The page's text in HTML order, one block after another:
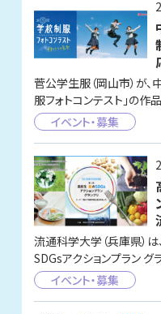
菅公学生服（岡山市）が
服フォトコンテスト」の
イベント・募集
流通科学大学（兵庫県）
SDGsアクションプラン グ
イベント・募集